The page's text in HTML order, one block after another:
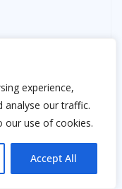
experience,
analyse our traffic.
our use of cookies.
Accept All
в жизни можно